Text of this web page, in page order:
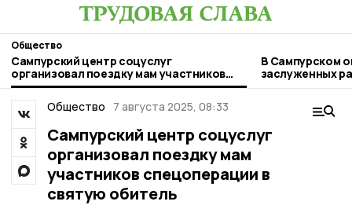
Общество
Сампурский центр соцуслуг
организовал поездку мам участников
спецоперации в святую обитель
В Сампурском
заслуженных
Общество 7 августа 2025, 08:33
Сампурский центр соцуслуг
организовал поездку мам
участников спецоперации в
святую обитель